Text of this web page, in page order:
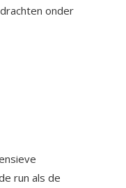
onder
run als de